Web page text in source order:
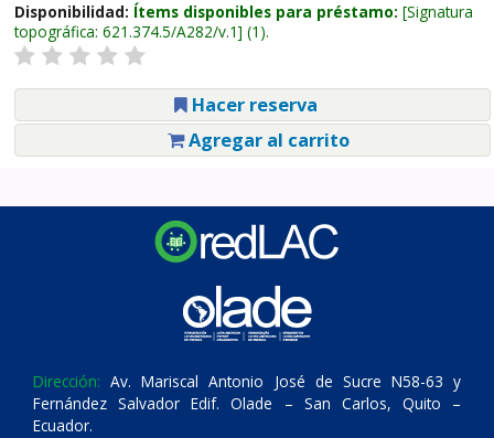
Disponibilidad: Ítems disponibles para préstamo: Signatura
topográfica: 621.374.5/A282/v.1 (1).
Hacer reserva
Agregar al carrito
Dirección: Av. Mariscal Antonio José de Sucre N58-63 y
Fernández Salvador Edif. Olade – San Carlos, Quito –
Ecuador.